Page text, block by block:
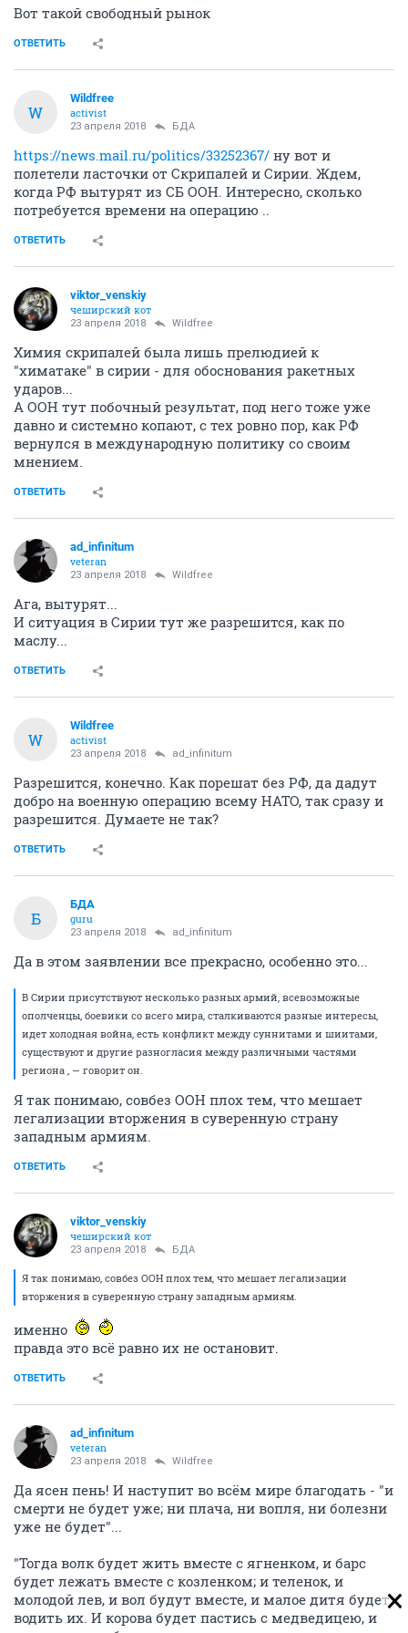
Вот такой свободный рынок
ОТВЕТИТЬ
W
Wildfree
activist
23 апреля 2018 БДА
https://news.mail.ru/politics/33252367/ ну вот и
полетели ласточки от Скрипалей и Сирии. Ждем,
когда РФ вытурят из СБ ООН. Интересно, сколько
потребуется времени на операцию ..
ОТВЕТИТЬ
viktor_venskiy
чеширский кот
23 апреля 2018 Wildfree
Химия скрипалей была лишь прелюдией к
"химатаке" в сирии - для обоснования ракетных
ударов...
А ООН тут побочный результат, под него тоже уже
давно и системно копают, с тех ровно пор, как РФ
вернулся в международную политику со своим
мнением.
ОТВЕТИТЬ
ad_infinitum
veteran
23 апреля 2018 Wildfree
Ага, вытурят...
И ситуация в Сирии тут же разрешится, как по
маслу...
ОТВЕТИТЬ
W
Wildfree
activist
23 апреля 2018 ad_infinitum
Разрешится, конечно. Как порешат без РФ, да дадут
добро на военную операцию всему НАТО, так сразу и
разрешится. Думаете не так?
ОТВЕТИТЬ
Б
БДА
guru
23 апреля 2018 ad_infinitum
Да в этом заявлении все прекрасно, особенно это...
В Сирии присутствуют несколько разных армий, всевозможные
ополченцы, боевики со всего мира, сталкиваются разные интересы,
идет холодная война, есть конфликт между суннитами и шиитами,
существуют и другие разногласия между различными частями
региона , — говорит он.
Я так понимаю, совбез ООН плох тем, что мешает
легализации вторжения в суверенную страну
западным армиям.
ОТВЕТИТЬ
viktor_venskiy
чеширский кот
23 апреля 2018 БДА
Я так понимаю, совбез ООН плох тем, что мешает легализации
вторжения в суверенную страну западным армиям.
именно
правда это всё равно их не остановит.
ОТВЕТИТЬ
ad_infinitum
veteran
23 апреля 2018 Wildfree
Да ясен пень! И наступит во всём мире благодать - "и
смерти не будет уже; ни плача, ни вопля, ни болезни
уже не будет"...
"Тогда волк будет жить вместе с ягненком, и барс
будет лежать вместе с козленком; и теленок, и
молодой лев, и вол будут вместе, и малое дитя будет
водить их. И корова будет пастись с медведицею, и